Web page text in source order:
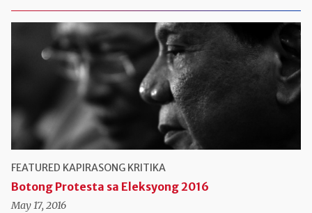
FEATURED KAPIRASONG KRITIKA
Botong Protesta sa Eleksyong 2016
May 17, 2016